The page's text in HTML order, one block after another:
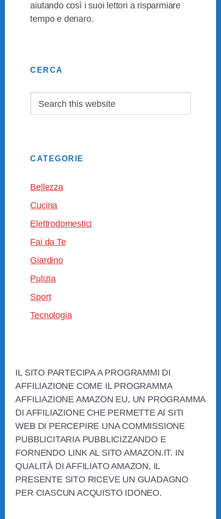
aiutando così i suoi lettori a risparmiare
tempo e denaro.
Sidebar
CERCA
CATEGORIE
Bellezza
Cucina
Elettrodomestici
Fai da Te
Giardino
Pulizia
Sport
Tecnologia
IL SITO PARTECIPA A PROGRAMMI DI
AFFILIAZIONE COME IL PROGRAMMA
AFFILIAZIONE AMAZON EU, UN PROGRAMMA
DI AFFILIAZIONE CHE PERMETTE AI SITI
WEB DI PERCEPIRE UNA COMMISSIONE
PUBBLICITARIA PUBBLICIZZANDO E
FORNENDO LINK AL SITO AMAZON.IT. IN
QUALITÀ DI AFFILIATO AMAZON, IL
PRESENTE SITO RICEVE UN GUADAGNO
PER CIASCUN ACQUISTO IDONEO.